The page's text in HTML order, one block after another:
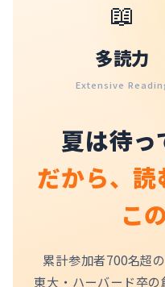
📖
多読力
Extensive
夏は待っ
だから、読
こ
累計参加者700名超
東大・ハーバード卒